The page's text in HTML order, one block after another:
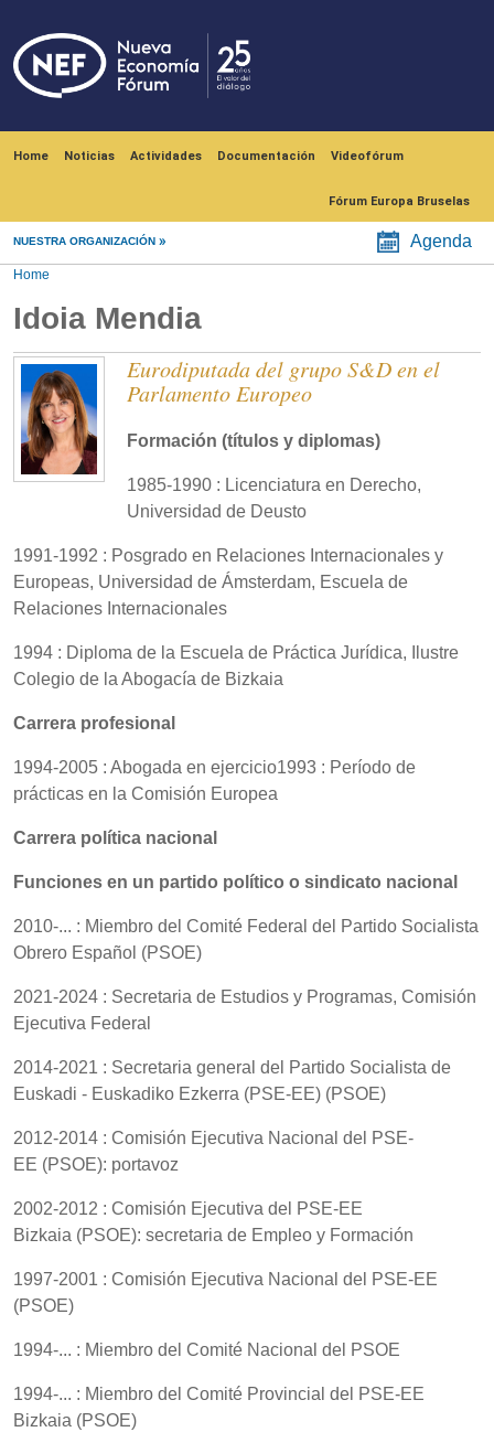
Home Noticias Actividades Documentación Videofórum
Fórum Europa Bruselas
NUESTRA ORGANIZACIÓN Agenda
Home
Idoia Mendia
Eurodiputada del grupo S&D en el
Parlamento Europeo
Formación (títulos y diplomas)
1985-1990 : Licenciatura en Derecho,
Universidad de Deusto
1991-1992 : Posgrado en Relaciones Internacionales y
Europeas, Universidad de Ámsterdam, Escuela de
Relaciones Internacionales
1994 : Diploma de la Escuela de Práctica Jurídica, Ilustre
Colegio de la Abogacía de Bizkaia
Carrera profesional
1994-2005 : Abogada en ejercicio1993 : Período de
prácticas en la Comisión Europea
Carrera política nacional
Funciones en un partido político o sindicato nacional
2010-... : Miembro del Comité Federal del Partido Socialista
Obrero Español (PSOE)
2021-2024 : Secretaria de Estudios y Programas, Comisión
Ejecutiva Federal
2014-2021 : Secretaria general del Partido Socialista de
Euskadi - Euskadiko Ezkerra (PSE-EE) (PSOE)
2012-2014 : Comisión Ejecutiva Nacional del PSE-
EE (PSOE): portavoz
2002-2012 : Comisión Ejecutiva del PSE-EE
Bizkaia (PSOE): secretaria de Empleo y Formación
1997-2001 : Comisión Ejecutiva Nacional del PSE-EE
(PSOE)
1994-... : Miembro del Comité Nacional del PSOE
1994-... : Miembro del Comité Provincial del PSE-EE
Bizkaia (PSOE)